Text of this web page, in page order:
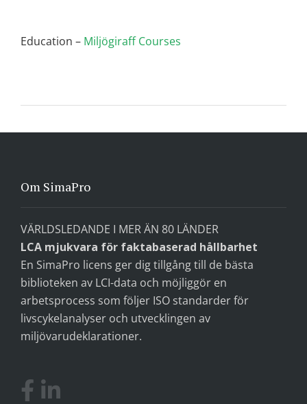
Education – Miljögiraff Courses
Om SimaPro
VÄRLDSLEDANDE I MER ÄN 80 LÄNDER
LCA mjukvara för faktabaserad hållbarhet
En SimaPro licens ger dig tillgång till de bästa
biblioteken av LCI-data och möjliggör en
arbetsprocess som följer ISO standarder för
livscykelanalyser och utvecklingen av
miljövarudeklarationer.